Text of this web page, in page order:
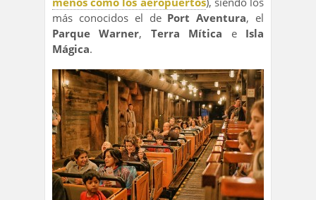
más conocidos el de Port Aventura, el
Parque Warner, Terra Mítica e Isla
Mágica.